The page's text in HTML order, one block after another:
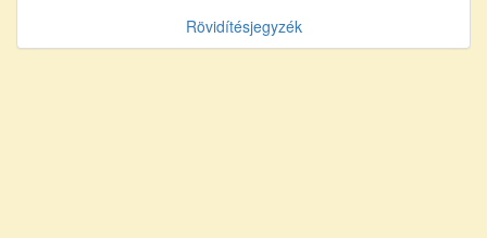
Rövidítésjegyzék